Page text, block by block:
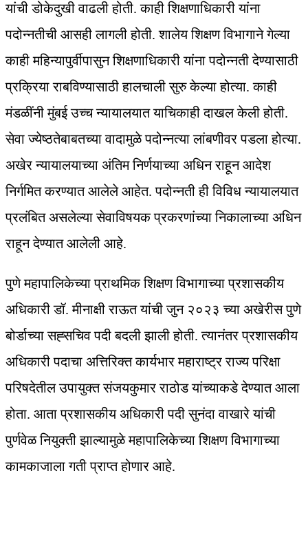
यांची डोकेदुखी वाढली होती. काही शिक्षणाधिकारी यांना
पदोन्नतीची आसही लागली होती. शालेय शिक्षण विभागाने गेल्या
काही महिन्यापुर्वीपासुन शिक्षणाधिकारी यांना पदोन्नती देण्यासाठी
प्रक्रिया राबविण्यासाठी हालचाली सुरु केल्या होत्या. काही
मंडळींनी मुंबई उच्च न्यायालयात याचिकाही दाखल केली होती.
सेवा ज्येष्ठतेबाबतच्या वादामुळे पदोन्नत्या लांबणीवर पडला होत्या.
अखेर न्यायालयाच्या अंतिम निर्णयाच्या अधिन राहून आदेश
निर्गमित करण्यात आलेले आहेत. पदोन्नती ही विविध न्यायालयात
प्रलंबित असलेल्या सेवाविषयक प्रकरणांच्या निकालाच्या अधिन
राहून देण्यात आलेली आहे.
पुणे महापालिकेच्या प्राथमिक शिक्षण विभागाच्या प्रशासकीय
अधिकारी डॉ. मीनाक्षी राऊत यांची जुन २०२३ च्या अखेरीस पुणे
बोर्डाच्या सह्सचिव पदी बदली झाली होती. त्यानंतर प्रशासकीय
अधिकारी पदाचा अत्तिरिक्त कार्यभार महाराष्ट्र राज्य परिक्षा
परिषदेतील उपायुक्त संजयकुमार राठोड यांच्याकडे देण्यात आला
होता. आता प्रशासकीय अधिकारी पदी सुनंदा वाखारे यांची
पुर्णवेळ नियुक्ती झाल्यामुळे महापालिकेच्या शिक्षण विभागाच्या
कामकाजाला गती प्राप्त होणार आहे.